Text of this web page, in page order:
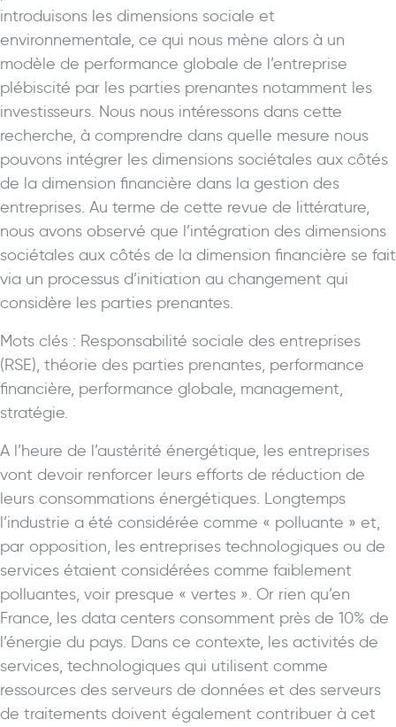
introduisons les dimensions sociale et
environnementale, ce qui nous mène alors à un
modèle de performance globale de l’entreprise
plébiscité par les parties prenantes notamment les
investisseurs. Nous nous intéressons dans cette
recherche, à comprendre dans quelle mesure nous
pouvons intégrer les dimensions sociétales aux côtés
de la dimension financière dans la gestion des
entreprises. Au terme de cette revue de littérature,
nous avons observé que l’intégration des dimensions
sociétales aux côtés de la dimension financière se fait
via un processus d’initiation au changement qui
considère les parties prenantes.
Mots clés : Responsabilité sociale des entreprises
(RSE), théorie des parties prenantes, performance
financière, performance globale, management,
stratégie.
A l’heure de l’austérité énergétique, les entreprises
vont devoir renforcer leurs efforts de réduction de
leurs consommations énergétiques. Longtemps
l’industrie a été considérée comme « polluante » et,
par opposition, les entreprises technologiques ou de
services étaient considérées comme faiblement
polluantes, voir presque « vertes ». Or rien qu’en
France, les data centers consomment près de 10% de
l’énergie du pays. Dans ce contexte, les activités de
services, technologiques qui utilisent comme
ressources des serveurs de données et des serveurs
de traitements doivent également contribuer à cet